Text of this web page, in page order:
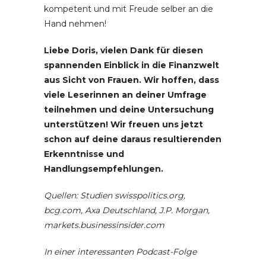
kompetent und mit Freude selber an die
Hand nehmen!
Liebe Doris, vielen Dank für diesen
spannenden Einblick in die Finanzwelt
aus Sicht von Frauen. Wir hoffen, dass
viele Leserinnen an deiner Umfrage
teilnehmen und deine Untersuchung
unterstützen! Wir freuen uns jetzt
schon auf deine daraus resultierenden
Erkenntnisse und
Handlungsempfehlungen.
Quellen: Studien swisspolitics.org,
bcg.com, Axa Deutschland, J.P. Morgan,
markets.businessinsider.com
In einer interessanten Podcast-Folge